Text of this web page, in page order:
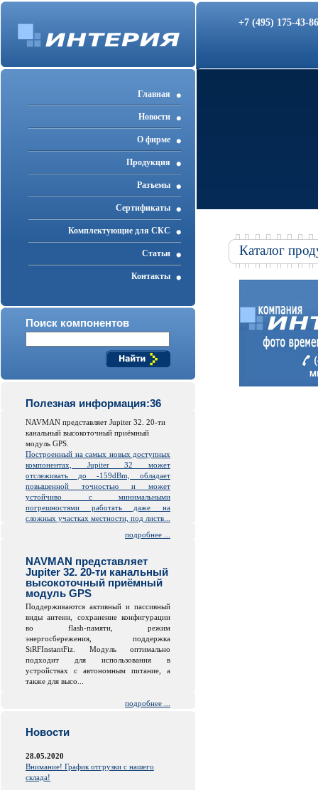
+7 (495) 175-43-
Главная
Новости
О фирме
Продукция
Разъемы
Cертификаты
Комплектующие для СКС
Статьи
Контакты
Поиск компонентов
Полезная информация:36
NAVMAN представляет Jupiter 32. 20-ти
канальный высокоточный приёмный
модуль GPS.
Построенный на самых новых доступных
компонентах, Jupiter 32 может
отслеживать до -159dBm, обладает
повышенной точностью и может
устойчиво с минимальными
погрешностями работать даже на
сложных участках местности, под листв...
подробнее ...
NAVMAN представляет
Jupiter 32. 20-ти канальный
высокоточный приёмный
модуль GPS
Поддерживаются активный и пассивный
виды антенн, сохранение конфигурации
во flash-памяти, режим
энергосбережения, поддержка
SiRFInstantFiz. Модуль оптимально
подходит для использования в
устройствах с автономным питание, а
также для высо...
подробнее ...
Новости
28.05.2020
Внимание! График отгрузки с нашего
склада!
Каталог